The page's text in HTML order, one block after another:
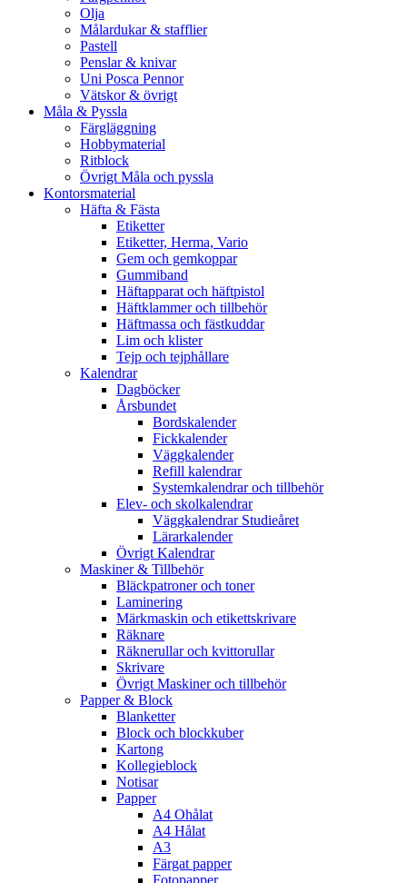
Olja
Målardukar & stafflier
Pastell
Penslar & knivar
Uni Posca Pennor
Vätskor & övrigt
Måla & Pyssla
Färgläggning
Hobbymaterial
Ritblock
Övrigt Måla och pyssla
Kontorsmaterial
Häfta & Fästa
Etiketter
Etiketter, Herma, Vario
Gem och gemkoppar
Gummiband
Häftapparat och häftpistol
Häftklammer och tillbehör
Häftmassa och fästkuddar
Lim och klister
Tejp och tejphållare
Kalendrar
Dagböcker
Årsbundet
Bordskalender
Fickkalender
Väggkalender
Refill kalendrar
Systemkalendrar och tillbehör
Elev- och skolkalendrar
Väggkalendrar Studieåret
Lärarkalender
Övrigt Kalendrar
Maskiner & Tillbehör
Bläckpatroner och toner
Laminering
Märkmaskin och etikettskrivare
Räknare
Räknerullar och kvittorullar
Skrivare
Övrigt Maskiner och tillbehör
Papper & Block
Blanketter
Block och blockkuber
Kartong
Kollegieblock
Notisar
Papper
A4 Ohålat
A4 Hålat
A3
Färgat papper
Fotopapper